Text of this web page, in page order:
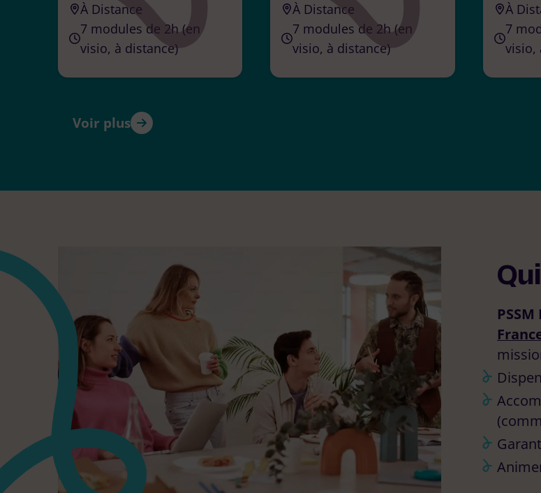
À Distance
7 modules de 2h (en
visio, à distance)
À Distance
7 modules de 2h (en
visio, à distance)
À
7
visio,
Voir plus